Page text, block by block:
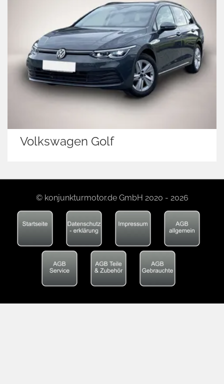
Volkswagen Golf
© konjunkturmotor.de GmbH 2020 - 2026